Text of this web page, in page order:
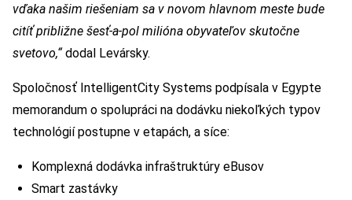
vďaka našim riešeniam sa v novom hlavnom meste bude
citíť približne šesť-a-pol milióna obyvateľov skutočne
svetovo,“dodal Levársky.
Spoločnosť IntelligentCity Systems podpísala v Egypte
memorandum o spolupráci na dodávku niekoľkých typov
technológií postupne v etapách, a síce:
Komplexná dodávka infraštruktúry eBusov
Smart zastávky